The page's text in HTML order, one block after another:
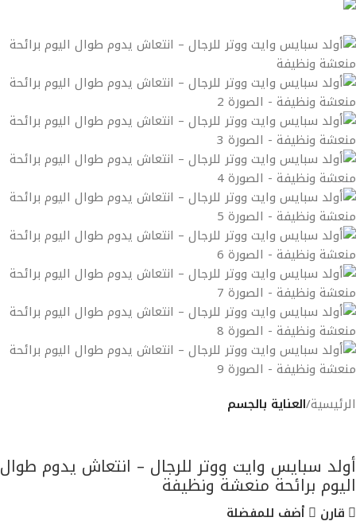
الرئيسية العناية بالجسم
أولد سبايس وايت ووتر للرجال – انتعاش يدوم طوال
اليوم برائحة منعشة ونظيفة
قارن
أضف للمفضلة